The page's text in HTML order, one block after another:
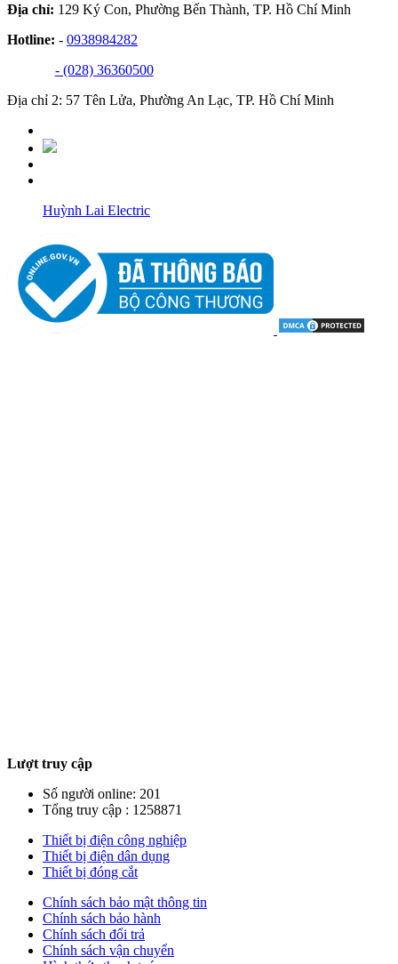
Địa chỉ: 129 Ký Con, Phường Bến Thành, TP. Hồ Chí Minh
Hotline: - 0938984282
- (028) 36360500
Địa chỉ 2: 57 Tên Lửa, Phường An Lạc, TP. Hồ Chí Minh
Huỳnh Lai Electric
Lượt truy cập
Số người online: 201
Tổng truy cập : 1258871
Thiết bị điện công nghiệp
Thiết bị điện dân dụng
Thiết bị đóng cắt
Chính sách bảo mật thông tin
Chính sách bảo hành
Chính sách đổi trả
Chính sách vận chuyển